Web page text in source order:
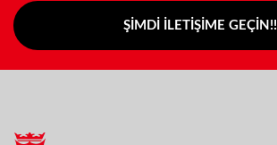
ŞIMDI İLETIŞIME GEÇIN!!